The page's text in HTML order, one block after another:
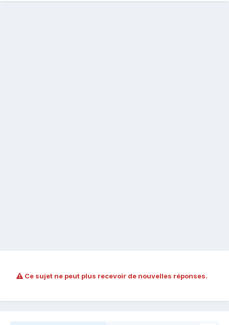
Ce sujet ne peut plus recevoir de nouvelles réponses.